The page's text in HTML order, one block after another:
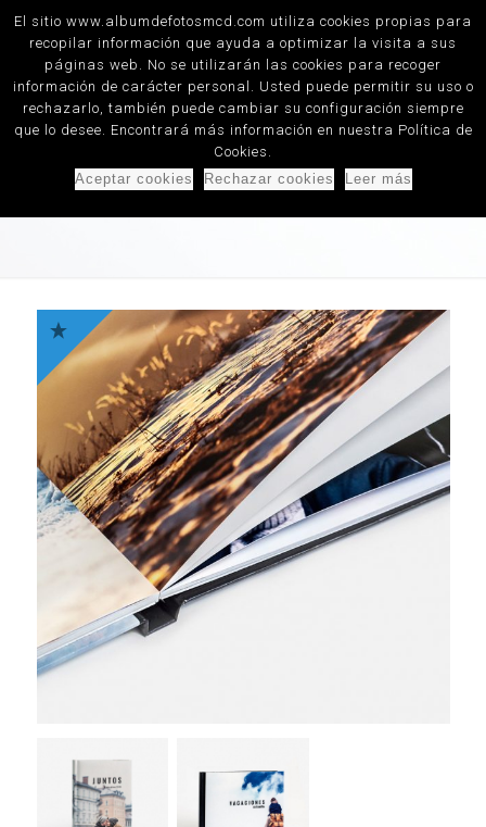
Album de fotos, fotolibros, distribuidores Hofmann y Saal Digital
0
Album de fotos
El sitio www.albumdefotosmcd.com utiliza cookies propias para
recopilar información que ayuda a optimizar la visita a sus
páginas web. No se utilizarán las cookies para recoger
información de carácter personal. Usted puede permitir su uso o
rechazarlo, también puede cambiar su configuración siempre
que lo desee. Encontrará más información en nuestra Política de
Cookies.
Aceptar cookies
Rechazar cookies Leer más